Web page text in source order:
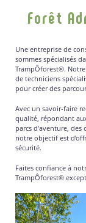
Forêt
Une entreprise de
sommes spécialisés
TrampÔforest®.
de techniciens
pour créer des
Avec un savoir-faire
qualité, répondant
parcs d’aventure,
notre objectif est
sécurité.
Faites confiance à
TrampÔforest®